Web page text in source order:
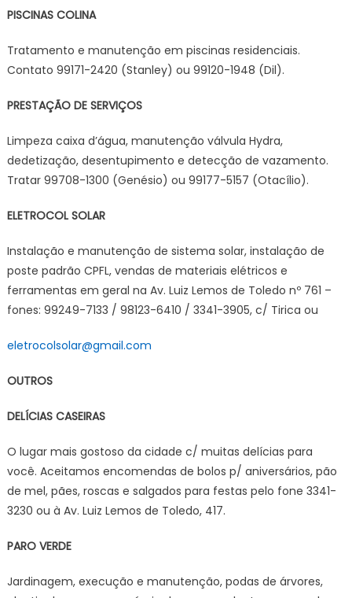
PISCINAS COLINA
Tratamento e manutenção em piscinas residenciais.
Contato 99171-2420 (Stanley) ou 99120-1948 (Dil).
PRESTAÇÃO DE SERVIÇOS
Limpeza caixa d’água, manutenção válvula Hydra,
dedetização, desentupimento e detecção de vazamento.
Tratar 99708-1300 (Genésio) ou 99177-5157 (Otacílio).
ELETROCOL SOLAR
Instalação e manutenção de sistema solar, instalação de
poste padrão CPFL, vendas de materiais elétricos e
ferramentas em geral na Av. Luiz Lemos de Toledo nº 761 –
fones: 99249-7133 / 98123-6410 / 3341-3905, c/ Tirica ou
eletrocolsolar@gmail.com
OUTROS
DELÍCIAS CASEIRAS
O lugar mais gostoso da cidade c/ muitas delícias para
você. Aceitamos encomendas de bolos p/ aniversários, pão
de mel, pães, roscas e salgados para festas pelo fone 3341-
3230 ou à Av. Luiz Lemos de Toledo, 417.
PARO VERDE
Jardinagem, execução e manutenção, podas de árvores,